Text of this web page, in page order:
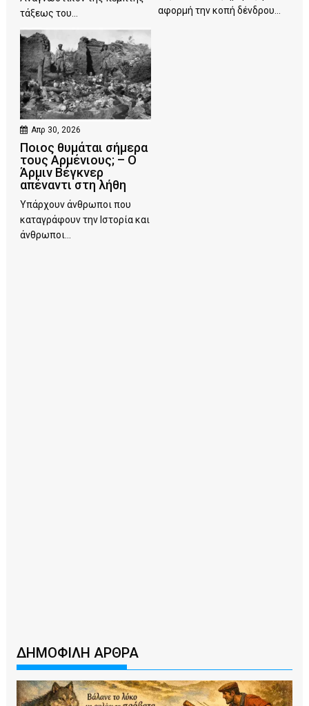
τάξεως του...
αφορμή την κοπή δένδρου...
Απρ 30, 2026
Ποιος θυμάται σήμερα
τους Αρμένιους; – Ο
Άρμιν Βέγκνερ
απέναντι στη λήθη
Υπάρχουν άνθρωποι που
καταγράφουν την Ιστορία και
άνθρωποι...
ΔΗΜΟΦΙΛΗ ΑΡΘΡΑ